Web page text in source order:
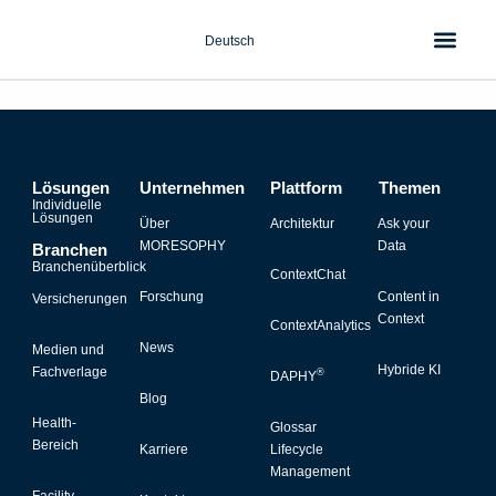
Deutsch
Lösungen
Individuelle
Lösungen
Branchen
Branchenüberblick
Versicherungen
Medien und
Fachverlage
Health-
Bereich
Unternehmen
Über
MORESOPHY
Forschung
News
Blog
Karriere
Plattform
Architektur
ContextChat
ContextAnalytics
DAPHY®
Glossar
Lifecycle
Management
Themen
Ask your
Data
Content in
Context
Hybride KI